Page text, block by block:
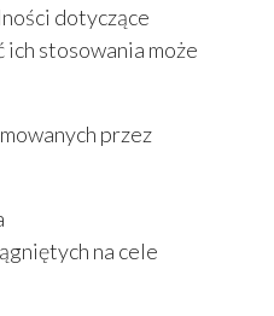
dotyczące
ich stosowania może
przez
na cele